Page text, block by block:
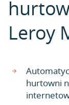
Leroy
hurtowni